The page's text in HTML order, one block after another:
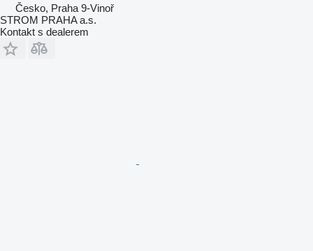
Česko, Praha 9-Vinoř
STROM PRAHA a.s.
Kontakt s dealerem